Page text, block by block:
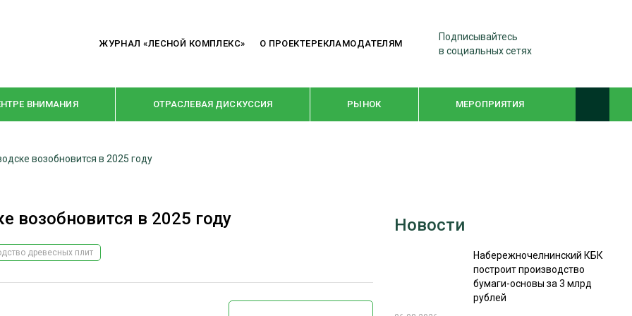
ЖУРНАЛ «ЛЕСНОЙ КОМПЛЕКС» О ПРОЕКТЕРЕКЛАМОДАТЕЛЯМ
Подписывайтесь
в социальных сетях
ВНИМАНИЯ ОТРАСЛЕВАЯ ДИСКУССИЯ РЫНОК МЕРОПРИЯТИЯ
ДОМОСТРОЕНИЕ
КРУПНЫМ ПЛАНОМ
ПРЕДПРИЯТИЯ ЛПК
WOODEX-2021
СУШКА ДРЕВЕСИНЫ
возобновится в 2025 году
возобновится в 2025 году
древесных плит
Новости
Набережночелнинский КБК
построит производство
бумаги-основы за 3 млрд
рублей